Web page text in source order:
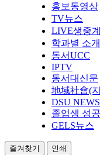
홍보동영상
TV뉴스
LIVE생중계
학과별 소개
동서UCC
IPTV
동서대신문
地域社會(
DSU NEWS
졸업생 성
GELS뉴스
즐겨찾기 인쇄